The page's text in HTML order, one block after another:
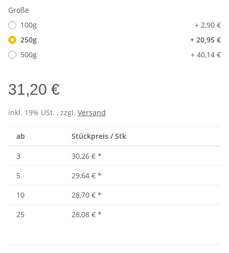
Größe
100g
+ 2,90 €
250g
+ 20,95 €
500g
+ 40,14 €
31,20 €
inkl. 19% USt. , zzgl. Versand
ab Stückpreis / Stk
3 30,26 € *
5
29,64 € *
10
28,70 € *
25
28,08 € *